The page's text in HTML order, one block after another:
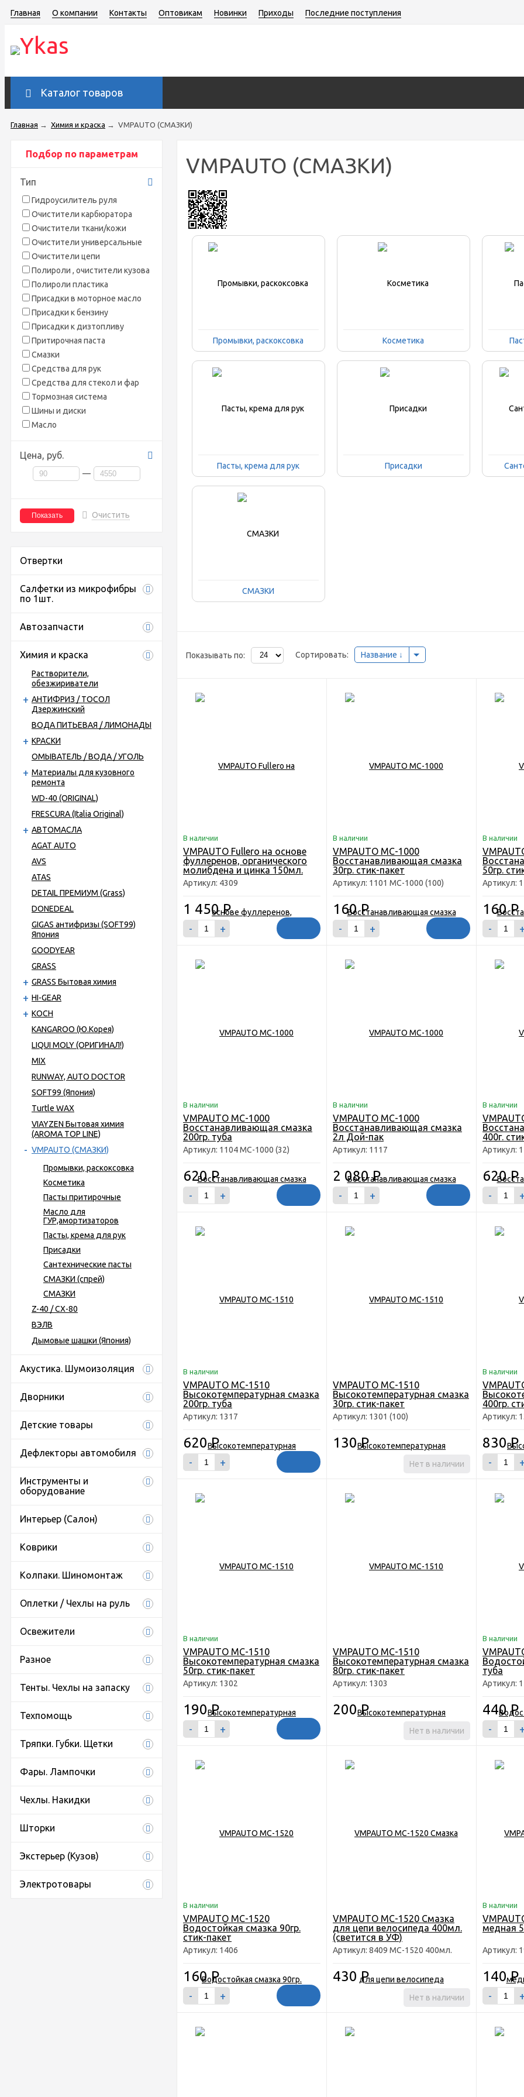
Главная О компании Контакты Оптовикам Новинки Приходы Последние поступления
Каталог товаров
Главная → Химия и краска → VMPAUTO (СМАЗКИ)
Подбор по параметрам
Тип
Гидроусилитель руля
Очистители карбюратора
Очистители ткани/кожи
Очистители универсальные
Очистители цепи
Полироли , очистители кузова
Полироли пластика
Присадки в моторное масло
Присадки к бензину
Присадки к дизтопливу
Притирочная паста
Смазки
Средства для рук
Средства для стекол и фар
Тормозная система
Шины и диски
Масло
Цена, руб.
—
Очистить
Отвертки
Салфетки из микрофибры
по 1шт.
Автозапчасти
Химия и краска
Растворители,
обезжириватели
АНТИФРИЗ / ТОСОЛ
Дзержинский
ВОДА ПИТЬЕВАЯ / ЛИМОНАДЫ
КРАСКИ
ОМЫВАТЕЛЬ / ВОДА / УГОЛЬ
Материалы для кузовного
ремонта
WD-40 (ORIGINAL)
FRESCURA (Italia Original)
АВТОМАСЛА
AGAT AUTO
AVS
ATAS
DETAIL ПРЕМИУМ (Grass)
DONEDEAL
GIGAS антифризы (SOFT99)
Япония
GOODYEAR
GRASS
GRASS Бытовая химия
HI-GEAR
KOCH
KANGAROO (Ю.Корея)
LIQUI MOLY (ОРИГИНАЛ!)
MIX
RUNWAY, AUTO DOCTOR
SOFT99 (Япония)
Turtle WAX
VIAYZEN Бытовая химия
(AROMA TOP LINE)
VMPAUTO (СМАЗКИ)
Промывки, раскоксовка
Косметика
Пасты притирочные
Масло для
ГУР,амортизаторов
Пасты, крема для рук
Присадки
Сантехнические пасты
СМАЗКИ (спрей)
СМАЗКИ
Z-40 / CX-80
ВЭЛВ
Дымовые шашки (Япония)
Акустика. Шумоизоляция
Дворники
Детские товары
Дефлекторы автомобиля
Инструменты и
оборудование
Интерьер (Салон)
Коврики
Колпаки. Шиномонтаж
Оплетки / Чехлы на руль
Освежители
Разное
Тенты. Чехлы на запаску
Техпомощь
Тряпки. Губки. Щетки
Фары. Лампочки
Чехлы. Накидки
Шторки
Экстерьер (Кузов)
Электротовары
VMPAUTO (СМАЗКИ)
Промывки, раскоксовка Косметика
Пасты, крема для рук Присадки
СМАЗКИ
Показывать по: Сортировать: Название
В наличии
VMPAUTO Fullero на основе
фуллеренов, органического
молибдена и цинка 150мл.
Артикул: 4309
1 450Р
- +
В наличии
VMPAUTO MC-1000
Восстанавливающая смазка
30гр. стик-пакет
Артикул: 1101 MC-1000 (100)
160Р
- +
В наличии
50гр.
Артикул:
160Р
-
В наличии
VMPAUTO MC-1000
Восстанавливающая смазка
200гр. туба
Артикул: 1104 MC-1000 (32)
620Р
- +
В наличии
VMPAUTO MC-1000
Восстанавливающая смазка
2л Дой-пак
Артикул: 1117
2 080Р
- +
В наличии
400г.
Артикул:
620Р
-
В наличии
VMPAUTO MC-1510
Высокотемпературная смазка
200гр. туба
Артикул: 1317
620Р
- +
VMPAUTO MC-1510
Высокотемпературная смазка
30гр. стик-пакет
Артикул: 1301 (100)
130Р
Нет в наличии
В наличии
400гр.
Артикул:
830Р
-
В наличии
VMPAUTO MC-1510
Высокотемпературная смазка
50гр. стик-пакет
Артикул: 1302
190Р
- +
VMPAUTO MC-1510
Высокотемпературная смазка
80гр. стик-пакет
Артикул: 1303
200Р
Нет в наличии
В наличии
туба
Артикул:
440Р
-
В наличии
VMPAUTO MC-1520
Водостойкая смазка 90гр.
стик-пакет
Артикул: 1406
160Р
- +
VMPAUTO MC-1520 Смазка
для цепи велосипеда 400мл.
(светится в УФ)
Артикул: 8409 MC-1520 400мл.
430Р
Нет в наличии
В наличии
медная
Артикул:
140Р
-